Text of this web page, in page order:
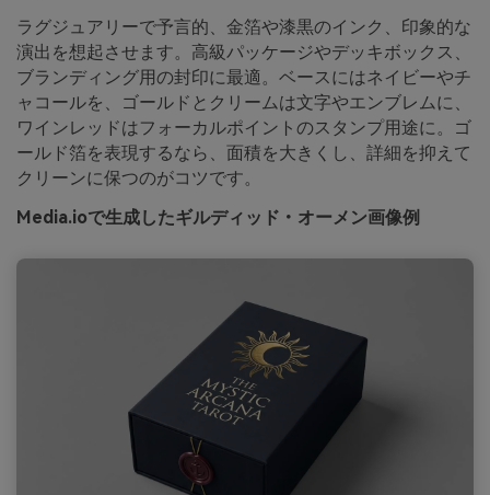
ラグジュアリーで予言的、金箔や漆黒のインク、印象的な
演出を想起させます。高級パッケージやデッキボックス、
ブランディング用の封印に最適。ベースにはネイビーやチ
ャコールを、ゴールドとクリームは文字やエンブレムに、
ワインレッドはフォーカルポイントのスタンプ用途に。ゴ
ールド箔を表現するなら、面積を大きくし、詳細を抑えて
クリーンに保つのがコツです。
Media.ioで生成したギルディッド・オーメン画像例